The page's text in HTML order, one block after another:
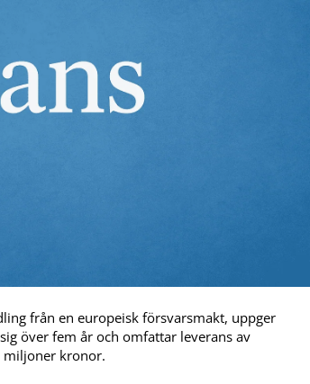
från en europeisk försvarsmakt, uppger
över fem år och omfattar leverans av
miljoner kronor.